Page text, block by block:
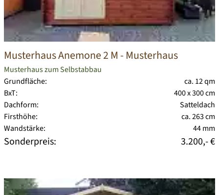
Musterhaus Anemone 2 M - Musterhaus
Musterhaus zum Selbstabbau
Grundfläche:
ca. 12 qm
BxT:
400 x 300 cm
Dachform:
Satteldach
Firsthöhe:
ca. 263 cm
Wandstärke:
44 mm
Sonderpreis: 3.200,- €